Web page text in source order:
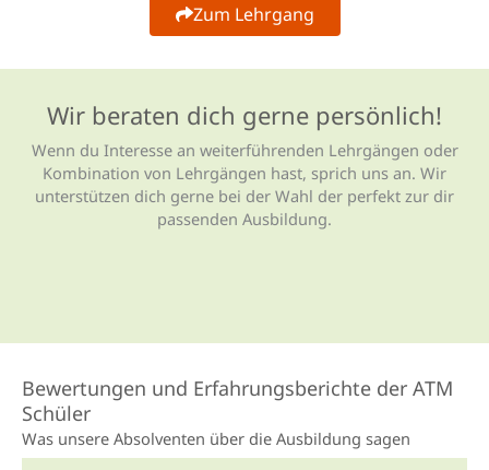
Zum Lehrgang
Wir beraten dich gerne persönlich!
Wenn du Interesse an weiterführenden Lehrgängen oder
Kombination von Lehrgängen hast, sprich uns an. Wir
unterstützen dich gerne bei der Wahl der perfekt zur dir
passenden Ausbildung.
Bewertungen und Erfahrungsberichte der ATM
Schüler
Was unsere Absol­venten über die Aus­bildung sagen